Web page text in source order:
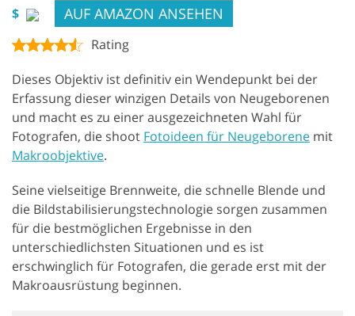
$ AUF AMAZON ANSEHEN
Rating
Dieses Objektiv ist definitiv ein Wendepunkt bei der
Erfassung dieser winzigen Details von Neugeborenen
und macht es zu einer ausgezeichneten Wahl für
Fotografen, die shoot Fotoideen für Neugeborene mit
Makroobjektive.
Seine vielseitige Brennweite, die schnelle Blende und
die Bildstabilisierungstechnologie sorgen zusammen
für die bestmöglichen Ergebnisse in den
unterschiedlichsten Situationen und es ist
erschwinglich für Fotografen, die gerade erst mit der
Makroausrüstung beginnen.